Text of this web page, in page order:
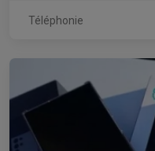
Téléphonie